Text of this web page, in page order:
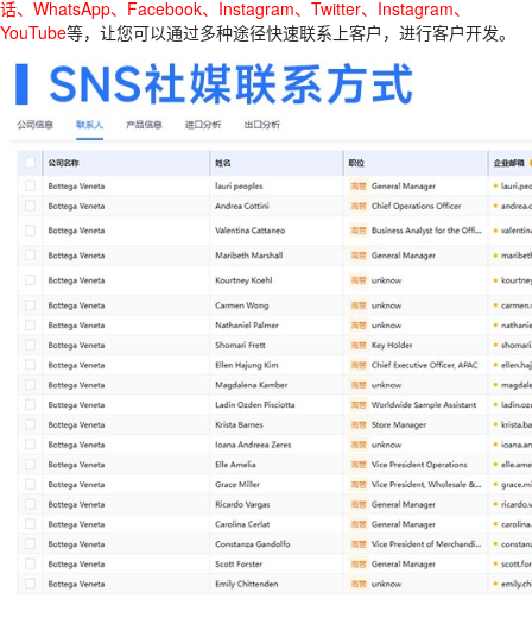
话、WhatsApp、Facebook、Instagram、Twitter、Instagram、
YouTube等，让您可以通过多种途径快速联系上客户，进行客户开发。